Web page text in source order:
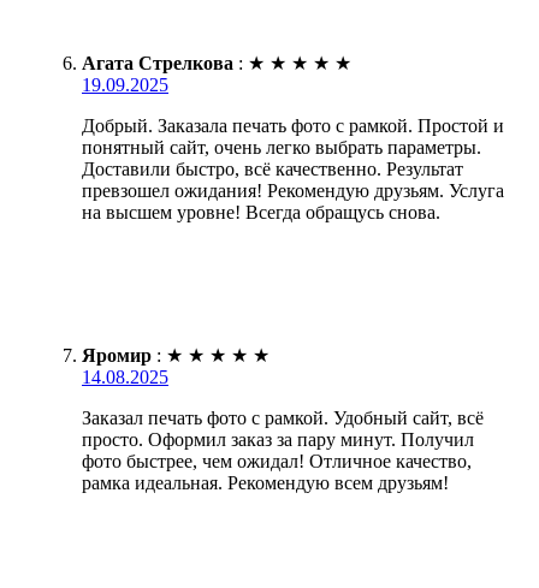
Агата Стрелкова : ★ ★ ★ ★ ★
19.09.2025
Добрый. Заказала печать фото с рамкой. Простой и
понятный сайт, очень легко выбрать параметры.
Доставили быстро, всё качественно. Результат
превзошел ожидания! Рекомендую друзьям. Услуга
на высшем уровне! Всегда обращусь снова.
Яромир : ★ ★ ★ ★ ★
14.08.2025
Заказал печать фото с рамкой. Удобный сайт, всё
просто. Оформил заказ за пару минут. Получил
фото быстрее, чем ожидал! Отличное качество,
рамка идеальная. Рекомендую всем друзьям!